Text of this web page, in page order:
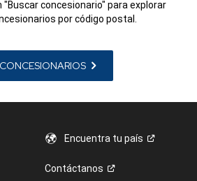
"Buscar concesionario" para explorar
por código postal.
CONCESIONARIOS
Encuentra tupaís
Contáctanos